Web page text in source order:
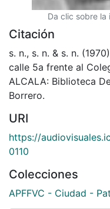
Da clic sobre la
Citación
s. n., s. n. & s. n.
ALCALA: Biblioteca
Borrero.
https://
0110